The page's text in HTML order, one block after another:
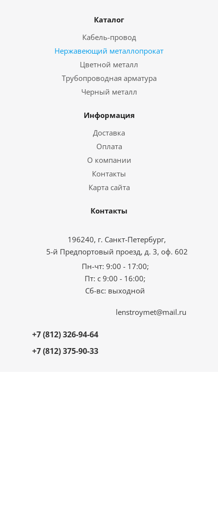
Каталог
Кабель-провод
Нержавеющий металлопрокат
Цветной металл
Трубопроводная арматура
Черный металл
Информация
Доставка
Оплата
О компании
Контакты
Карта сайта
Контакты
196240, г. Санкт-Петербург,
5-й Предпортовый проезд, д. 3, оф. 602
Пн-чт: 9:00 - 17:00;
Пт: с 9:00 - 16:00;
Сб-вс: выходной
+7 (812) 326-94-64
+7 (812) 375-90-33
lenstroymet@mail.ru